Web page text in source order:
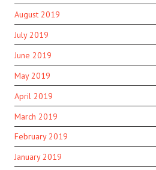
August 2019
July 2019
June 2019
May 2019
April 2019
March 2019
February 2019
January 2019